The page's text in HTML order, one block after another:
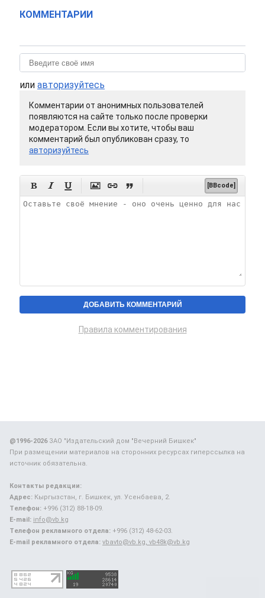
КОММЕНТАРИИ
или авторизуйтесь
Комментарии от анонимных пользователей
появляются на сайте только после проверки
модератором. Если вы хотите, чтобы ваш
комментарий был опубликован сразу, то
авторизуйтесь
      [BBcode]
Правила комментирования
@1996-2026ЗАО "Издательский дом "Вечерний Бишкек"
При размещении материалов на сторонних ресурсах гиперссылка на
источник обязательна.
Контакты редакции:
Адрес: Кыргызстан, г. Бишкек, ул. Усенбаева, 2.
Телефон: +996 (312) 88-18-09.
E-mail: info@vb.kg
Телефон рекламного отдела: +996 (312) 48-62-03.
E-mail рекламного отдела: vbavto@vb.kg, vb48k@vb.kg